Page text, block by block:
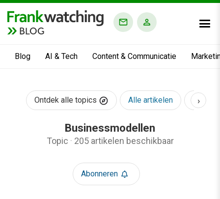
BLOG
Blog AI & Tech Content & Communicatie
Ontdek alle topics Alle artikelen AI &
›
Businessmodellen
Topic · 205 artikelen beschikbaar
Abonneren